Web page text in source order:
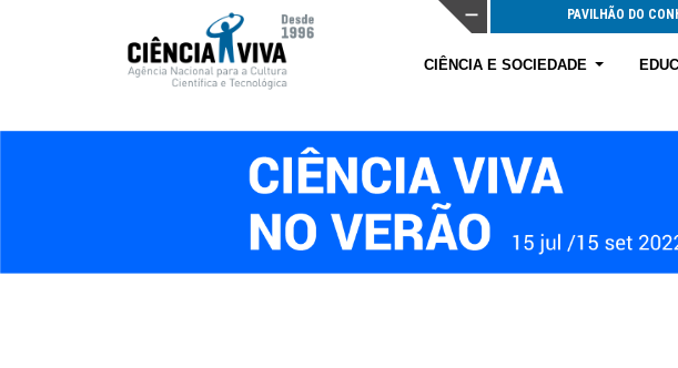
PAVILHÃO DO
CIÊNCIA E SOCIEDADE